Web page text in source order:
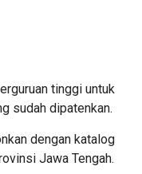
tinggi untuk
sudah dipatenkan.
dengan katalog
Jawa Tengah.